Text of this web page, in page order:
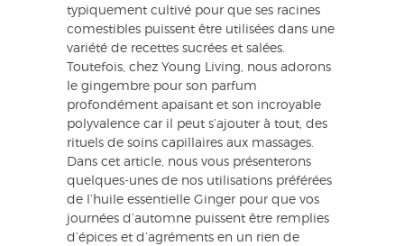
typiquement cultivé pour que ses racines
comestibles puissent être utilisées dans une
variété de recettes sucrées et salées.
Toutefois, chez Young Living, nous adorons
le gingembre pour son parfum
profondément apaisant et son incroyable
polyvalence car il peut s’ajouter à tout, des
rituels de soins capillaires aux massages.
Dans cet article, nous vous présenterons
quelques-unes de nos utilisations préférées
de l’huile essentielle Ginger pour que vos
journées d’automne puissent être remplies
d’épices et d’agréments en un rien de